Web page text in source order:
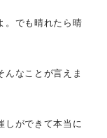
。でも晴れたら晴
なことが言えま
ができて本当に